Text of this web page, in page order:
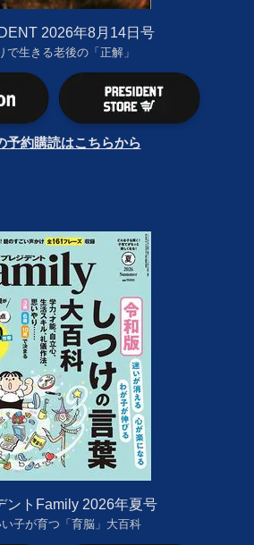
2026年8月14日号
で生きる老後の「正解」
予約購読はこちらから
ントFamily 2026年夏号
子が育つ「育脳」大百科